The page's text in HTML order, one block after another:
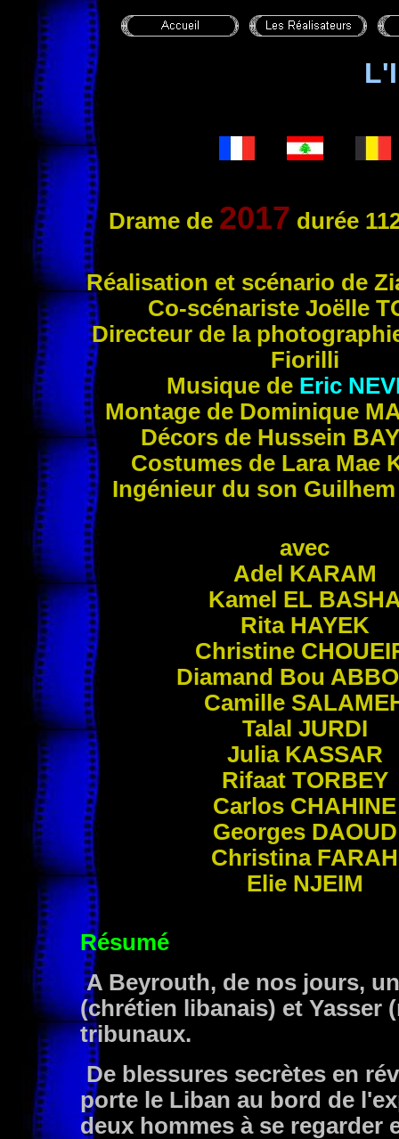
Drame de 2017 durée
Réalisation et scénario de
Co-scénariste Joëlle
Directeur de la
Fiorilli
Musique de Eric
Montage de Dominique
Décors de Hussein
Costumes de Lara Mae
Ingénieur du son
avec
Adel KARAM
Kamel EL
Rita HAYEK
Christine
Diamand Bou
Camille
Talal JURDI
Julia KASSAR
Rifaat TORBEY
Carlos CHAHINE
Georges DAOUD
Christina FARAH
Elie NJEIM
Résumé
A Beyrouth, de nos jours,
(chrétien libanais) et Yasser
tribunaux.
De blessures secrètes en
porte le Liban au bord de
deux hommes à se regarder